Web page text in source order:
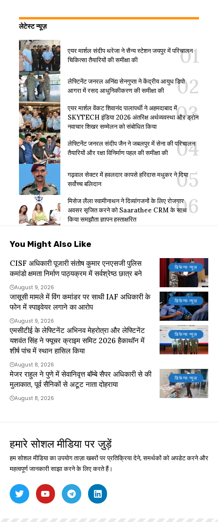
लेटेस्ट न्यूज़
एयर मार्शल संदीप थरेजा ने सैन्य स्टेशन जयपुर में परिचालन
चिकित्सा तैयारियों की समीक्षा की
लेफ्टिनेंट जनरल अनिंद्य सेनगुप्ता ने केंद्रीय आयुध डिपो
आगरा में रसद आधुनिकीकरण की समीक्षा की
एयर मार्शल वेंकट शिवानंद पालापर्थी ने अहमदाबाद में
SKYTECH इंडिया 2026 अंतरिक्ष अर्थव्यवस्था और ड्रोन
नवाचार शिखर सम्मेलन को संबोधित किया
लेफ्टिनेंट जनरल संदीप जैन ने जबलपुर में सेना की परिचालन
तैयारियों और रक्षा विनिर्माण पहल की समीक्षा की
गढ़वाल सेक्टर में हवलदार कापसे हरिदास मधुकर ने दिया
सर्वोच्च बलिदान
मिसेज लैला स्वामीनाथन ने दिव्यांगजनों के लिए रोजगार
अवसर सृजित करने को Saarathee CRM के साथ
किया समझौता ज्ञापन हस्ताक्षरित
You Might Also Like
डिफेन्स न्यूज़
CISF अधिकारी पूजारी संतोष कुमार एनएसजी पुलिस
कमांडो क्षमता निर्माण पाठ्यक्रम में सर्वश्रेष्ठ छात्र बने
August 9, 2026
डिफेन्स न्यूज़
जासूसी मामले में विंग कमांडर पर साथी IAF अधिकारी के
फोन में स्पाइवेयर लगाने का आरोप
August 9, 2026
डिफेन्स न्यूज़
एमसीटीई के लेफ्टिनेंट अभिनव मेहरोत्रा और लेफ्टिनेंट
यशवंत सिंह ने फ्यूचर क्राइम समिट 2026 हैकाथॉन में
शीर्ष पांच में स्थान हासिल किया
August 8, 2026
डिफेन्स न्यूज़
मेजर राहुल ने पुणे में सेवानिवृत्त बॉम्बे सैपर अधिकारी से की
मुलाकात, पूर्व सैनिकों से अटूट नाता दोहराया
August 8, 2026
हमारे सोशल मीडिया पर जुड़ें
हम सोशल मीडिया का उपयोग ताज़ा खबरों पर प्रतिक्रिया देने, समर्थकों को अपडेट करने और
महत्वपूर्ण जानकारी साझा करने के लिए करते हैं।